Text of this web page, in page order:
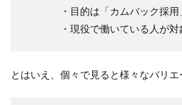
・目的は「カムバック採
・現役で働いている人が対
とはいえ、個々で見ると様々なバリエ